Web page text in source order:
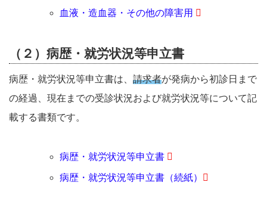
血液・造血器・その他の障害用
（２）病歴・就労状況等申立書
病歴・就労状況等申立書は、 請求者が発病から初診日まで
の経過、現在までの受診状況および就労状況等について記
載する書類です。
病歴・就労状況等申立書
病歴・就労状況等申立書（続紙）